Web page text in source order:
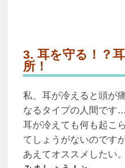
3. 耳を守る！？
所！
私、耳が冷えると頭が
なるタイプの人間です…
耳が冷えても何も起こ
てしょうがないのです
あえてオススメしたい